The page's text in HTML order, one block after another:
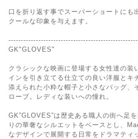
口を折り返す事でスーパーショートにも
クールな印象を与えます。
GK"GLOVES"
クラシックな映画に登場する女性達の装
インを引き立てる仕立ての良い洋服とキ
添えられた小粋な帽子と小さなバッグ、
ローブ。レディな装いへの憧れ。
GK”GLOVES”は歴史ある職人の街へ足
りの華奢なシルエットをベースとし、
なデザインで展開する日常をドラマティ